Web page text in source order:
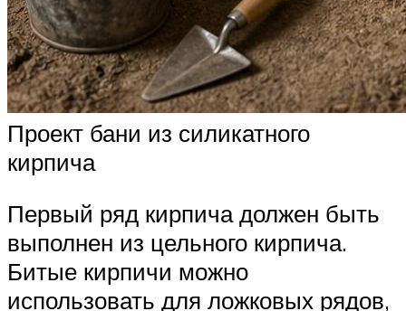
Проект бани из силикатного
кирпича
Первый ряд кирпича должен быть
выполнен из цельного кирпича.
Битые кирпичи можно
использовать для ложковых рядов,